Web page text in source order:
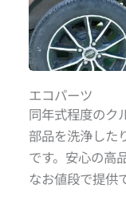
エコパーツ
同年式程度のク
部品を洗浄した
です。安心の高
なお値段で提供